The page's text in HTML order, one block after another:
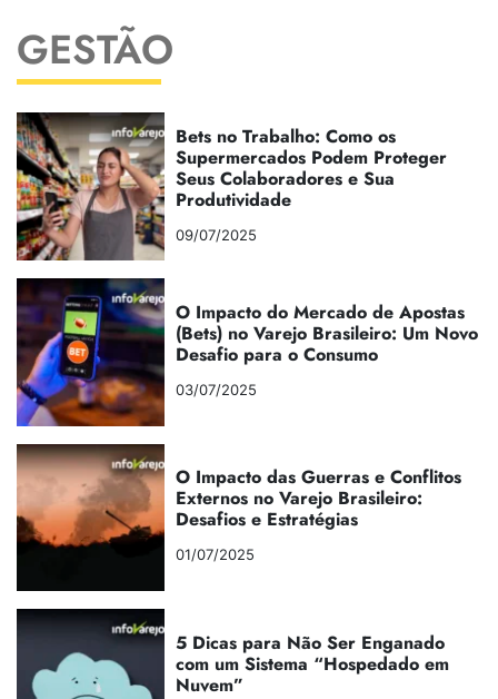
GESTÃO
Bets no Trabalho: Como os
Supermercados Podem Proteger
Seus Colaboradores e Sua
Produtividade
09/07/2025
O Impacto do Mercado de Apostas
(Bets) no Varejo Brasileiro: Um Novo
Desafio para o Consumo
03/07/2025
O Impacto das Guerras e Conflitos
Externos no Varejo Brasileiro:
Desafios e Estratégias
01/07/2025
5 Dicas para Não Ser Enganado
com um Sistema “Hospedado em
Nuvem”